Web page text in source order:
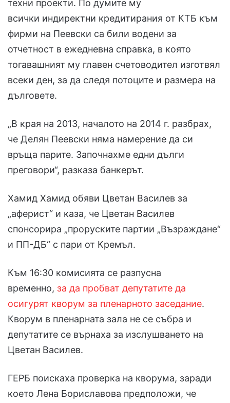
техни проекти. По думите му
всички индиректни кредитирания от КТБ към
фирми на Пеевски са били водени за
отчетност в ежедневна справка, в която
тогавашният му главен счетоводител изготвял
всеки ден, за да следя потоците и размера на
дълговете.
„В края на 2013, началото на 2014 г. разбрах,
че Делян Пеевски няма намерение да си
връща парите. Започнахме едни дълги
преговори“, разказа банкерът.
Хамид Хамид обяви Цветан Василев за
„аферист“ и каза, че Цветан Василев
спонсорира „проруските партии „Възраждане“
и ПП-ДБ“ с пари от Кремъл.
Към 16:30 комисията се разпусна
временно, за да пробват депутатите да
осигурят кворум за пленарното заседание.
Кворум в пленарната зала не се събра и
депутатите се върнаха за изслушването на
Цветан Василев.
ГЕРБ поискаха проверка на кворума, заради
което Лена Бориславова предположи, че